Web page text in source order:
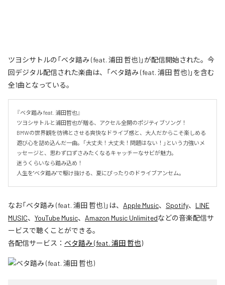
ツヨシサトルの「ベタ踏み (feat. 浦田 哲也)」が配信開始された。今
回デジタル配信された楽曲は、「ベタ踏み (feat. 浦田 哲也)」を含む
全1曲となっている。
『ベタ踏み feat. 浦田哲也』
ツヨシサトルと浦田哲也が贈る、アクセル全開のポジティブソング！
BMWの世界観を彷彿とさせる爽快なドライブ感と、大人だからこそ楽しめる
遊び心を詰め込んだ一曲。「大丈夫！大丈夫！問題はない！」という力強いメ
ッセージと、思わず口ずさみたくなるキャッチーなサビが魅力。
迷うくらいなら踏み込め！
人生を"ベタ踏み"で駆け抜ける、夏にぴったりのドライブアンセム。
なお「ベタ踏み (feat. 浦田 哲也)」は、 Apple Music、 Spotify、 LINE
MUSIC、 YouTube Music、 Amazon Music Unlimitedなどの音楽配信サ
ービスで聴くことができる。
各配信サービス： ベタ踏み (feat. 浦田 哲也)